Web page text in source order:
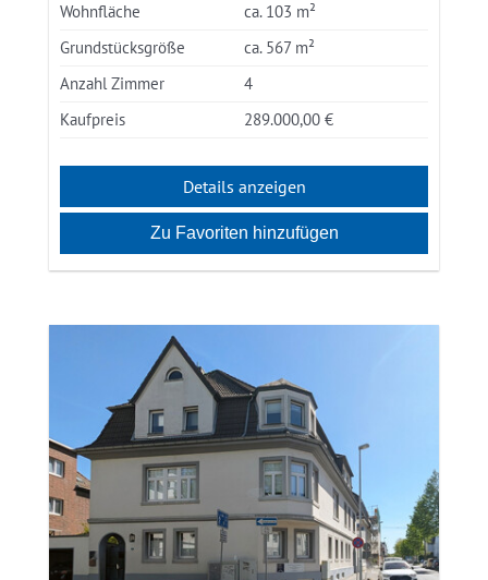
Wohnfläche
ca. 103 m²
Grundstücksgröße
ca. 567 m²
Anzahl Zimmer
4
Kaufpreis
289.000,00 €
Details anzeigen
Zu Favoriten hinzufügen